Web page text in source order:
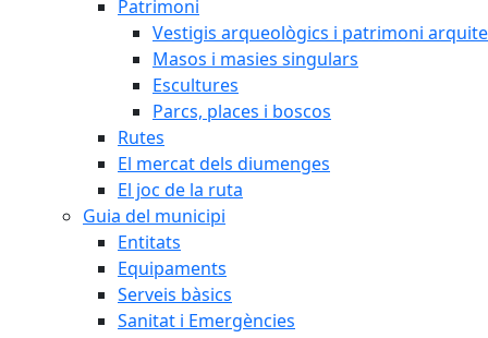
Patrimoni
Vestigis arqueològics i patrimoni
Masos i masies singulars
Escultures
Parcs, places i boscos
Rutes
El mercat dels diumenges
El joc de la ruta
Guia del municipi
Entitats
Equipaments
Serveis bàsics
Sanitat i Emergències